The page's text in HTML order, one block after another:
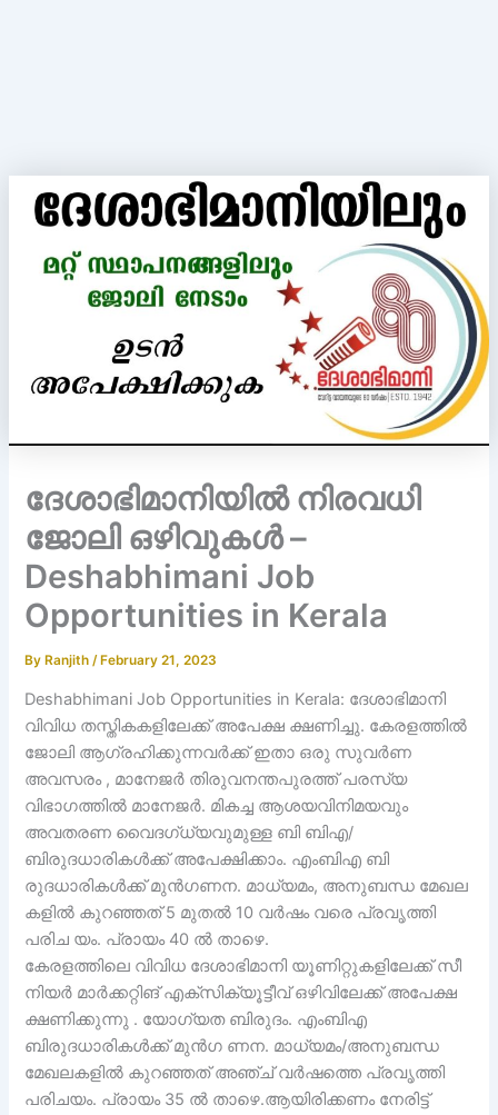
ദേശാഭിമാനിയിൽ നിരവധി
ജോലി ഒഴിവുകൾ –
Deshabhimani Job
Opportunities in Kerala
ByRanjith /February 21, 2023
Deshabhimani Job Opportunities in Kerala: ദേശാഭിമാനി
വിവിധ തസ്തികകളിലേക്ക് അപേക്ഷ ക്ഷണിച്ചു. കേരളത്തിൽ
ജോലി ആഗ്രഹിക്കുന്നവർക്ക് ഇതാ ഒരു സുവർണ
അവസരം , മാനേജർ തിരുവനന്തപുരത്ത് പരസ്യ
വിഭാഗത്തിൽ മാനേജർ. മികച്ച ആശയവിനിമയവും
അവതരണ വൈദഗ്ധ്യവുമുള്ള ബി ബിഎ/
ബിരുദധാരികൾക്ക് അപേക്ഷിക്കാം. എംബിഎ ബി
രുദധാരികൾക്ക് മുൻഗണന. മാധ്യമം, അനുബന്ധ മേഖല
കളിൽ കുറഞ്ഞത് 5 മുതൽ 10 വർഷം വരെ പ്രവൃത്തി
പരിച യം. പ്രായം 40 ൽ താഴെ.
കേരളത്തിലെ വിവിധ ദേശാഭിമാനി യൂണിറ്റുകളിലേക്ക് സീ
നിയർ മാർക്കറ്റിങ് എക്സിക്യൂട്ടീവ് ഒഴിവിലേക്ക് അപേക്ഷ
ക്ഷണിക്കുന്നു . യോഗ്യത ബിരുദം. എംബിഎ
ബിരുദധാരികൾക്ക് മുൻഗ ണന. മാധ്യമം/അനുബന്ധ
മേഖലകളിൽ കുറഞ്ഞത് അഞ്ച് വർഷത്തെ പ്രവൃത്തി
പരിചയം. പ്രായം 35 ൽ താഴെ.ആയിരിക്കണം നേരിട്ട്